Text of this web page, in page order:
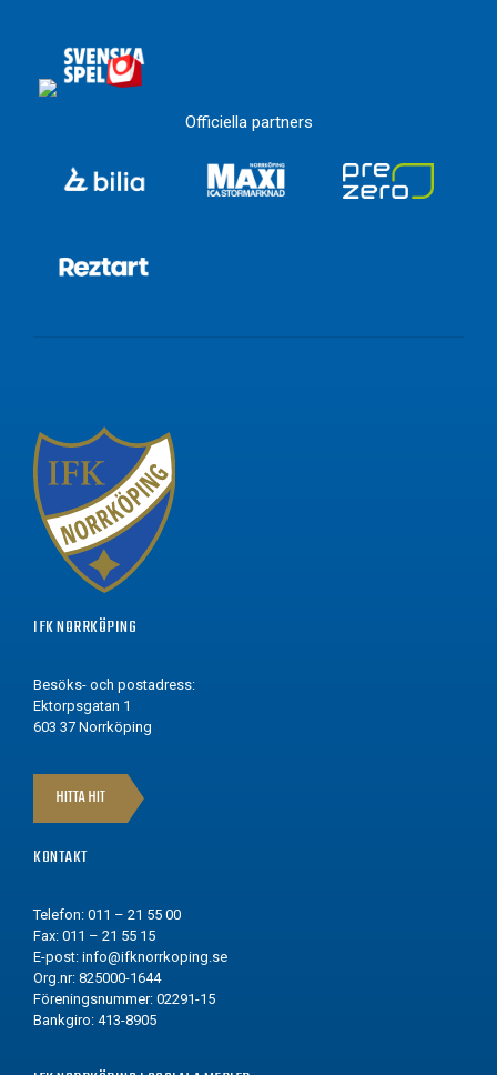
Officiella partners
IFK NORRKÖPING
Besöks- och postadress:
Ektorpsgatan 1
603 37 Norrköping
HITTA HIT
KONTAKT
Telefon: 011 – 21 55 00
Fax: 011 – 21 55 15
E-post: info@ifknorrkoping.se
Org.nr: 825000-1644
Föreningsnummer: 02291-15
Bankgiro: 413-8905